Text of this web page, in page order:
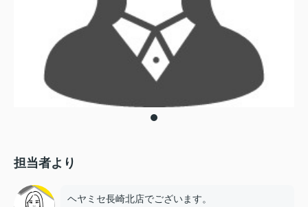
担当者より
ヘヤミセ長崎北店でございます。